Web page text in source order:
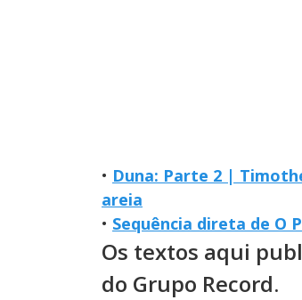
• Duna: Parte 2 |
areia
• Sequência direta de O
Os textos aqui
do Grupo Record.